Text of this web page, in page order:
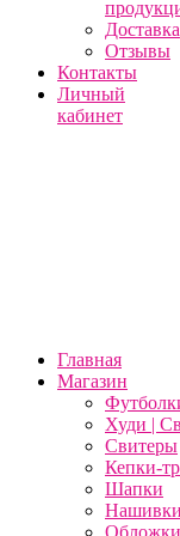
Доставка
Отзывы
Контакты
Личный
кабинет
Главная
Магазин
Худи |
Свитеры
Кепки-
Шапки
Обложки